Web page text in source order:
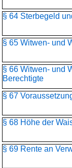
§ 64 Sterbegeld
§ 65 Witwen- und
§ 66 Witwen- und
Berechtigte
§ 67
§ 68 Höhe der
§ 69 Rente an